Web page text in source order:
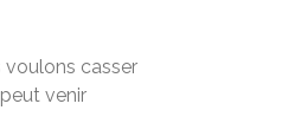
voulons casser
venir